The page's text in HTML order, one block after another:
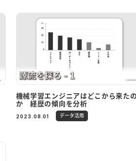
機械学習エンジニアはどこから来た
か 経歴の傾向を分析
2023.08.01 データ活用